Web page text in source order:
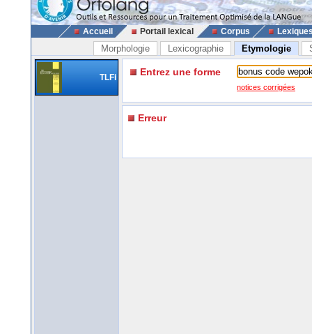
Accueil Portail lexical Corpus
Morphologie Lexicographie Etymologie
TLFi Entrez une forme
notices corrigées
Erreur